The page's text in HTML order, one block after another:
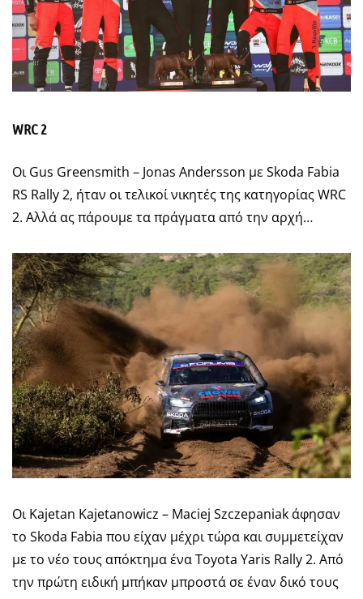
WRC 2
Οι Gus Greensmith – Jonas Andersson με Skoda Fabia
RS Rally 2, ήταν οι τελικοί νικητές της κατηγορίας WRC
2. Αλλά ας πάρουμε τα πράγματα από την αρχή…
Οι Kajetan Kajetanowicz – Maciej Szczepaniak άφησαν
το Skoda Fabia που είχαν μέχρι τώρα και συμμετείχαν
με το νέο τους απόκτημα ένα Toyota Yaris Rally 2. Από
την πρώτη ειδική μπήκαν μπροστά σε έναν δικό τους